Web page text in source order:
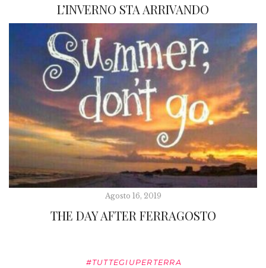
L’INVERNO STA ARRIVANDO
Agosto 16, 2019
THE DAY AFTER FERRAGOSTO
#TUTTEGIUPERTERRA